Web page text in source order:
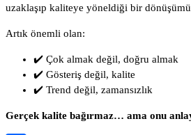
uzaklaşıp kaliteye yöneldiği bir
Artık önemli olan:
✔️ Çok almak değil, doğru almak
✔️ Gösteriş değil, kalite
✔️ Trend değil, zamansızlık
Gerçek kalite bağırmaz… ama onu